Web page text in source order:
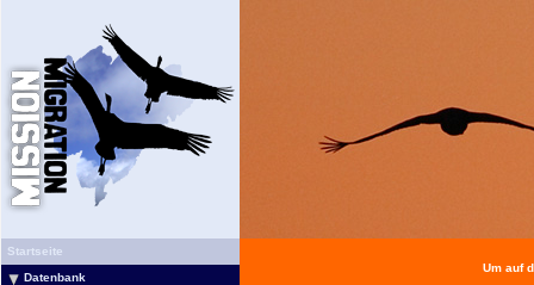
Startseite
Datenbank
Um auf